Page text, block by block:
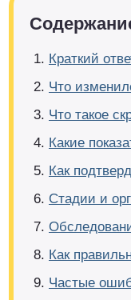
Краткий
Что
Что такое
Какие
Как
Стадии и
Как
Частые